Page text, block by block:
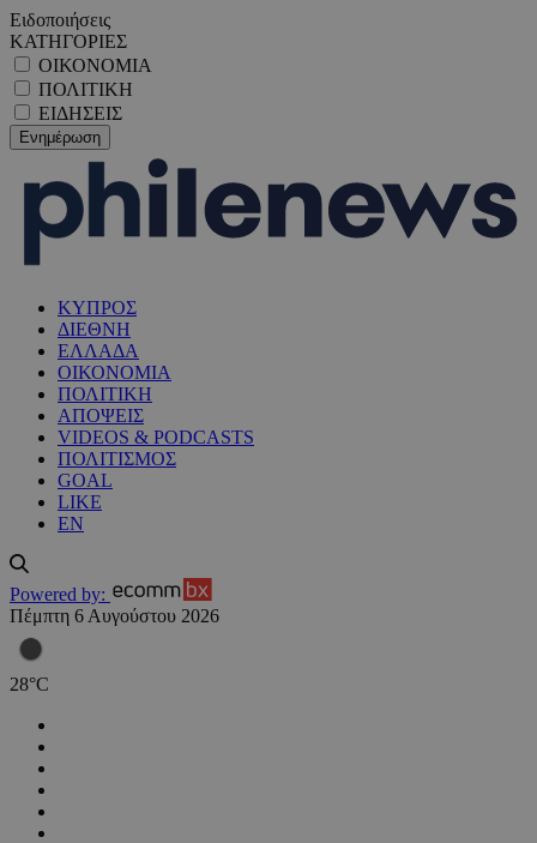
Ειδοποιήσεις
ΚΑΤΗΓΟΡΙΕΣ
ΟΙΚΟΝΟΜΙΑ
ΠΟΛΙΤΙΚΗ
ΕΙΔΗΣΕΙΣ
ΚΥΠΡΟΣ
ΔΙΕΘΝΗ
ΕΛΛΑΔΑ
ΟΙΚΟΝΟΜΙΑ
ΠΟΛΙΤΙΚΗ
ΑΠΟΨΕΙΣ
VIDEOS & PODCASTS
ΠΟΛΙΤΙΣΜΟΣ
GOAL
LIKE
EN
Powered by:
Πέμπτη 6 Αυγούστου 2026
28°C